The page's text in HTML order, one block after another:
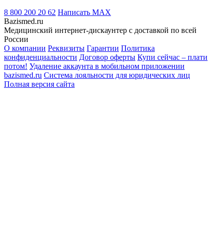
8 800 200 20 62 Написать MAX
Bazismed.ru
Медицинский интернет-дискаунтер с доставкой по всей
России
О компании Реквизиты Гарантии Политика
конфиденциальности Договор оферты Купи сейчас – плати
потом! Удаление аккаунта в мобильном приложении
bazismed.ru Система лояльности для юридических лиц
Полная версия сайта